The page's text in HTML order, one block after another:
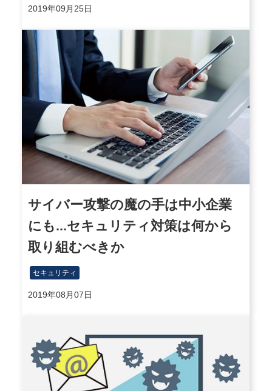
2019年09月25日
サイバー攻撃の魔の手は中小企業
にも...セキュリティ対策は何から
取り組むべきか
セキュリティ
2019年08月07日